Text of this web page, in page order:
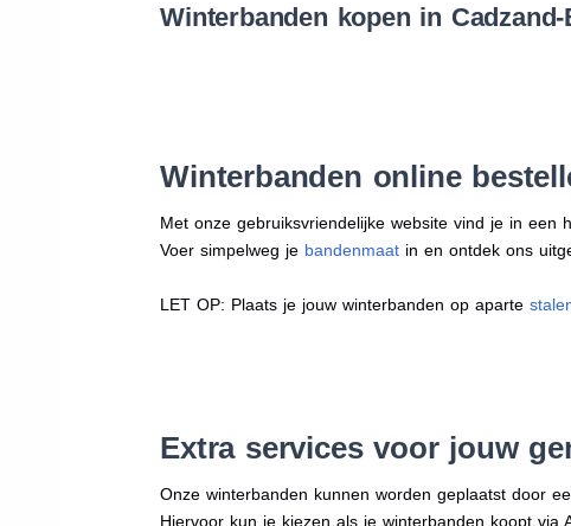
Winterbanden kopen in
Winterbanden online
Met onze gebruiksvriendelijke website vind je in een
Voer simpelweg je bandenmaat in en ontdek ons
LET OP: Plaats je jouw winterbanden op aparte
Extra services voor jouw
Onze winterbanden kunnen worden geplaatst door
Hiervoor kun je kiezen als je winterbanden koopt via